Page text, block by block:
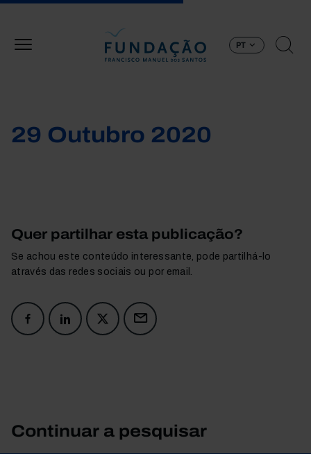
PT
29 Outubro 2020
Quer partilhar esta publicação?
Se achou este conteúdo interessante, pode partilhá-lo
através das redes sociais ou por email.
Continuar a pesquisar